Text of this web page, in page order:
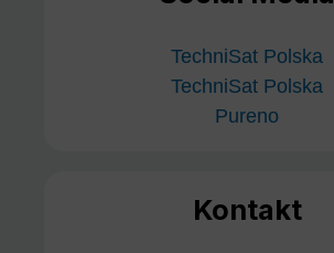
TechniSat Polska
TechniSat Polska
Pureno
Kontakt